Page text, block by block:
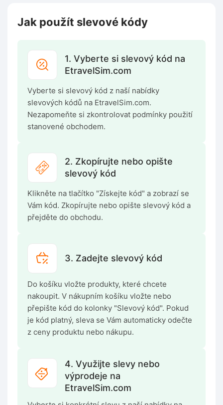
Jak použít slevové kódy
1. Vyberte si slevový kód na
EtravelSim.com
Vyberte si slevový kód z naší nabídky
slevových kódů na EtravelSim.com.
Nezapomeňte si zkontrolovat podmínky použití
stanovené obchodem.
2. Zkopírujte nebo opište
slevový kód
Klikněte na tlačítko "Získejte kód" a zobrazí se
Vám kód. Zkopírujte nebo opište slevový kód a
přejděte do obchodu.
3. Zadejte slevový kód
Do košíku vložte produkty, které chcete
nakoupit. V nákupním košíku vložte nebo
přepište kód do kolonky "Slevový kód". Pokud
je kód platný, sleva se Vám automaticky odečte
z ceny produktu nebo nákupu.
4. Využijte slevy nebo
výprodeje na
EtravelSim.com